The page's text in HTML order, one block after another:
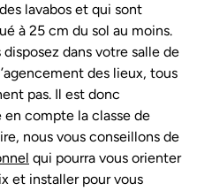
lavabos et qui sont
à 25 cm du sol au moins.
dans votre salle de
des lieux, tous
pas. Il est donc
en compte la classe de
nous vous conseillons de
qui pourra vous orienter
et installer pour vous